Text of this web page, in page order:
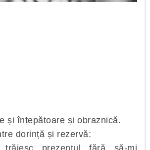
și înțepătoare și obraznică.
dorință și rezervă:
trăiesc prezentul fără să-mi